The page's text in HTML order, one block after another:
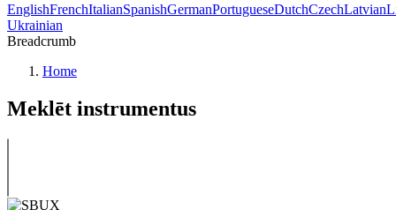
EnglishFrenchItalianSpanishGermanPortugueseDutchCzechLatvian
Ukrainian
Breadcrumb
Home
Meklēt instrumentus